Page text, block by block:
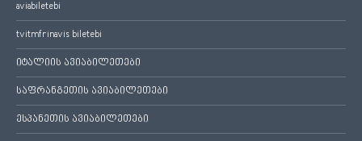
aviabiletebi
tvitmfrinavis biletebi
იტალიის ავიაბილეთები
საფრანგეთის ავიაბილეთები
ესპანეთის ავიაბილეთები